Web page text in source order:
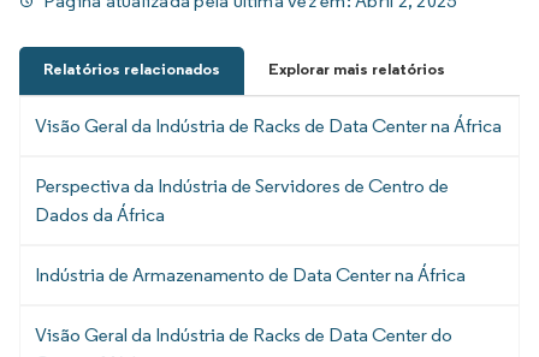
Relatórios relacionados Explorar mais relatórios
Visão Geral da Indústria de Racks de Data Center na África
Perspectiva da Indústria de Servidores de Centro de
Dados da África
Indústria de Armazenamento de Data Center na África
Visão Geral da Indústria de Racks de Data Center do